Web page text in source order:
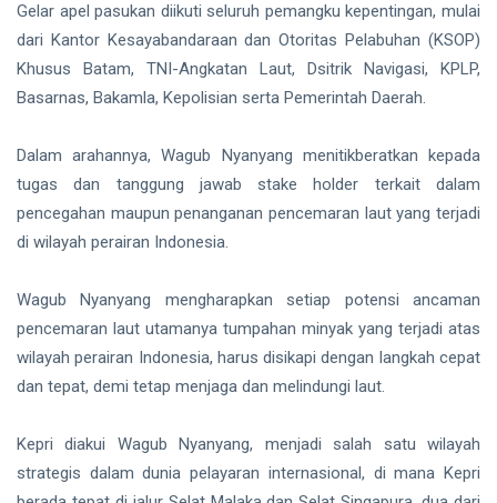
PHR dan
Polda Riau
Perkuat
Lindungi
Negara
Menjaga
Ketahanan
Energi
Nasional
Aug,
views
Prabowo Subianto
Indonesia
Donald Trump
Gelar apel pasukan diikuti seluruh pemangku kepentingan, mulai
dari Kantor Kesayabandaraan dan Otoritas Pelabuhan (KSOP)
Khusus Batam, TNI-Angkatan Laut, Dsitrik Navigasi, KPLP,
Basarnas, Bakamla, Kepolisian serta Pemerintah Daerah.
Dalam arahannya, Wagub Nyanyang menitikberatkan kepada
tugas dan tanggung jawab stake holder terkait dalam
pencegahan maupun penanganan pencemaran laut yang terjadi
di wilayah perairan Indonesia.
Wagub Nyanyang mengharapkan setiap potensi ancaman
pencemaran laut utamanya tumpahan minyak yang terjadi atas
wilayah perairan Indonesia, harus disikapi dengan langkah cepat
dan tepat, demi tetap menjaga dan melindungi laut.
Kepri diakui Wagub Nyanyang, menjadi salah satu wilayah
strategis dalam dunia pelayaran internasional, di mana Kepri